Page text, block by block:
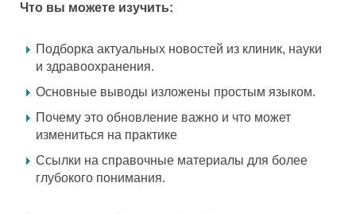
Что вы можете изучить:
Подборка актуальных новостей из клиник, науки
и здравоохранения.
Основные выводы изложены простым языком.
Почему это обновление важно и что может
измениться на практике
Ссылки на справочные материалы для более
глубокого понимания.